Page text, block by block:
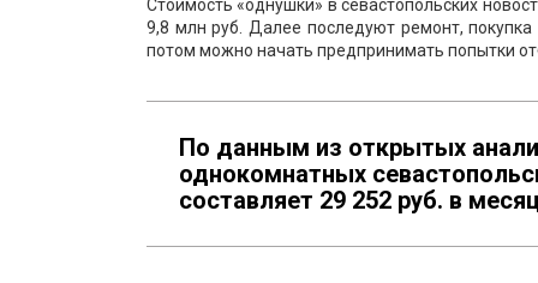
Стоимость «однушки» в севастопольских
9,8 млн руб. Далее последуют ремонт,
потом можно начать предпринимать попытки
По данным из открытых
однокомнатных
составляет 29 252 руб. в